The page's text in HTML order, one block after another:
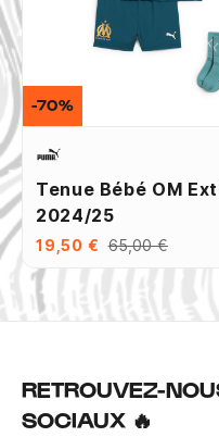
Tenue Bébé OM
2024/25
19,50 € 65,00 €
-70%
RETROUVEZ-
SOCIAUX 🔥